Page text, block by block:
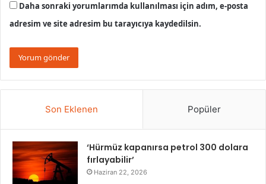
Daha sonraki yorumlarımda kullanılması için adım, e-posta
adresim ve site adresim bu tarayıcıya kaydedilsin.
Son Eklenen Popüler
‘Hürmüz kapanırsa petrol 300 dolara
fırlayabilir’
Haziran 22, 2026